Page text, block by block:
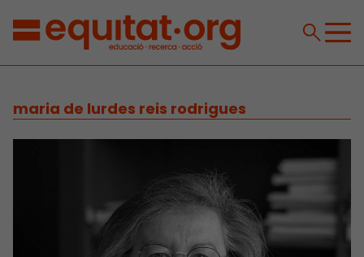
maria de lurdes reis rodrigues